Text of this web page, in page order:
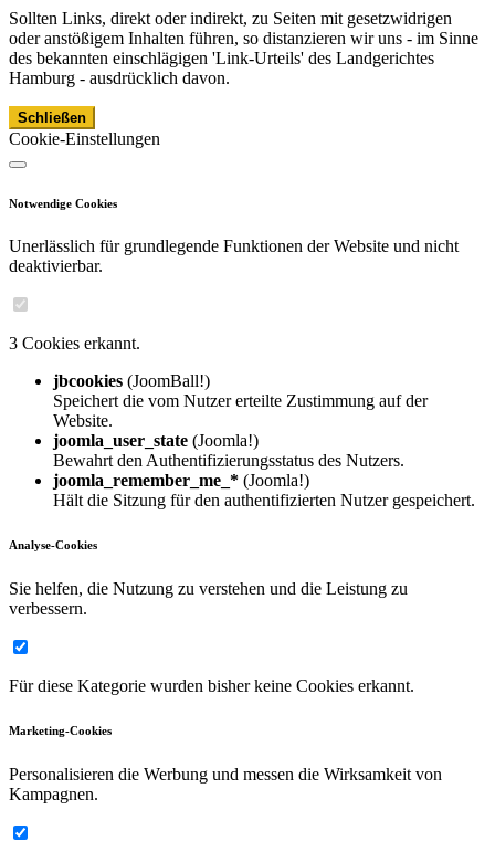
Sollten Links, direkt oder indirekt, zu Seiten mit gesetzwidrigen
oder anstößigem Inhalten führen, so distanzieren wir uns - im Sinne
des bekannten einschlägigen 'Link-Urteils' des Landgerichtes
Hamburg - ausdrücklich davon.
Schließen
Cookie-Einstellungen
Notwendige Cookies
Unerlässlich für grundlegende Funktionen der Website und nicht
deaktivierbar.
3 Cookies erkannt.
jbcookies (JoomBall!)
Speichert die vom Nutzer erteilte Zustimmung auf der
Website.
joomla_user_state (Joomla!)
Bewahrt den Authentifizierungsstatus des Nutzers.
joomla_remember_me_* (Joomla!)
Hält die Sitzung für den authentifizierten Nutzer gespeichert.
Analyse-Cookies
Sie helfen, die Nutzung zu verstehen und die Leistung zu
verbessern.
Für diese Kategorie wurden bisher keine Cookies erkannt.
Marketing-Cookies
Personalisieren die Werbung und messen die Wirksamkeit von
Kampagnen.